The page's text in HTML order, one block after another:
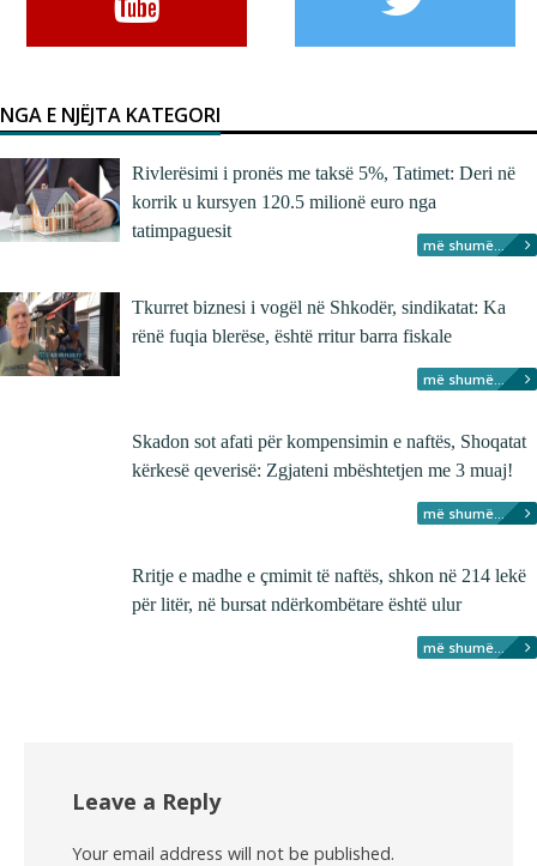
NGA E NJËJTA KATEGORI
Rivlerësimi i pronës me taksë 5%, Tatimet: Deri në
korrik u kursyen 120.5 milionë euro nga
tatimpaguesit
më shumë...
Tkurret biznesi i vogël në Shkodër, sindikatat: Ka
rënë fuqia blerëse, është rritur barra fiskale
më shumë...
Skadon sot afati për kompensimin e naftës, Shoqatat
kërkesë qeverisë: Zgjateni mbështetjen me 3 muaj!
më shumë...
Rritje e madhe e çmimit të naftës, shkon në 214 lekë
për litër, në bursat ndërkombëtare është ulur
më shumë...
Leave a Reply
Your email address will not be published.